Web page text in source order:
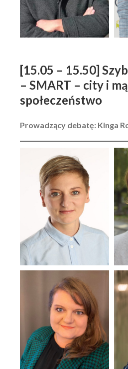
[15.05 – 15.50]
– SMART – city i
społeczeństwo
Prowadzący debatę: Kinga